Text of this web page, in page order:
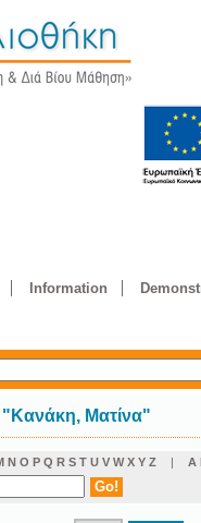
Information
"Κανάκη, Ματίνα"
N O P Q R S T U V W X Y Z | Α